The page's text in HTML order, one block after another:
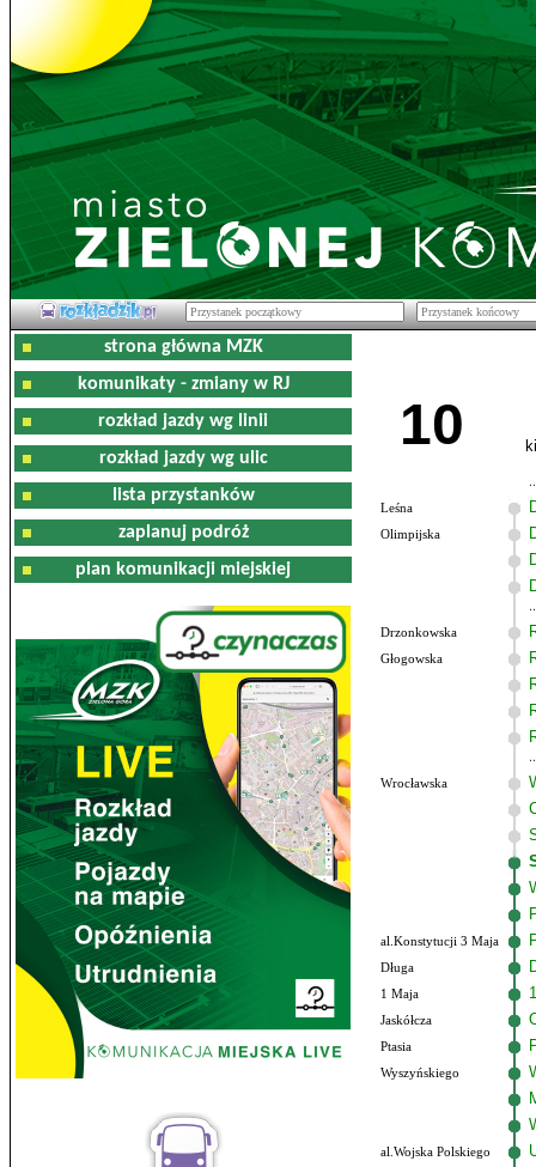
strona główna MZK
komunikaty - zmiany w RJ
rozkład jazdy wg linii
rozkład jazdy wg ulic
lista przystanków
zaplanuj podróż
plan komunikacji miejskiej
10
Leśna
Olimpijska
Drzonkowska
Głogowska
Wrocławska
al.Konstytucji 3 Maja
Długa
1 Maja
Jaskółcza
Ptasia
Wyszyńskiego
al.Wojska Polskiego